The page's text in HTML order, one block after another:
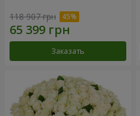
118 907 грн
Заказать